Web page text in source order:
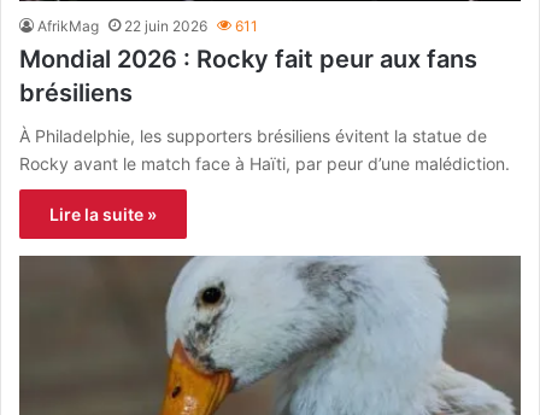
AfrikMag 22 juin 2026 611
Mondial 2026 : Rocky fait peur aux fans
brésiliens
À Philadelphie, les supporters brésiliens évitent la statue de
Rocky avant le match face à Haïti, par peur d’une malédiction.
Lire la suite »